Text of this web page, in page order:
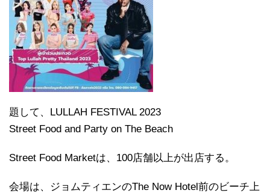
題して、LULLAH FESTIVAL 2023
Street Food and Party on The Beach
Street Food Marketは、100店舗以上が出店する。
会場は、ジョムティエンのThe Now Hotel前のビーチ上